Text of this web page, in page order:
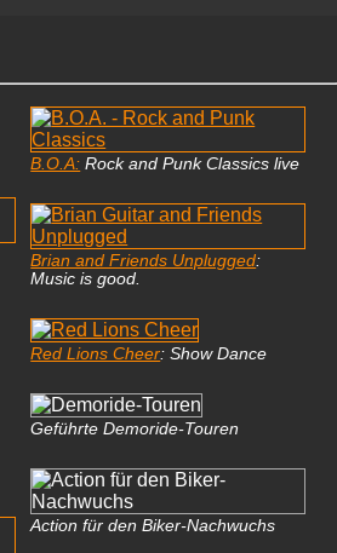
B.O.A: Rock and Punk Classics live
Brian and Friends Unplugged:
Music is good.
Red Lions Cheer: Show Dance
Geführte Demoride-Touren
Action für den Biker-Nachwuchs